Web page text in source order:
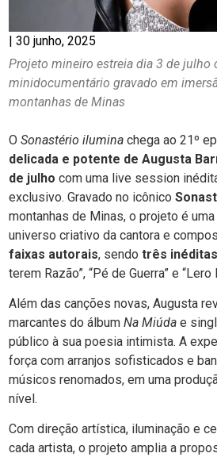
| 30 junho, 2025
Projeto mineiro estreia dia 3 de julho
minidocumentário gravado em
montanhas de Minas
O Sonastério ilumina chega ao 21º
delicada e potente de Augusta
de julho com uma live session
exclusivo. Gravado no icônico
montanhas de Minas, o projeto é
universo criativo da cantora e
faixas autorais, sendo três inéditas
terem Razão”, “Pé de Guerra” e “Lero
Além das canções novas, Augusta
marcantes do álbum Na Miúda e
público à sua poesia intimista. A
força com arranjos sofisticados e
músicos renomados, em uma
nível.
Com direção artística, iluminação e
cada artista, o projeto amplia a